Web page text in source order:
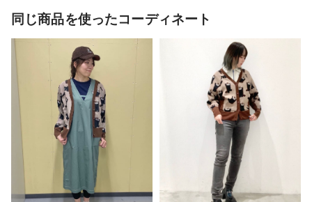
同じ商品を使ったコーディネート